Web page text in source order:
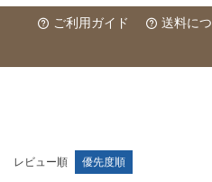
ご利用ガイド 送料に
レビュー順 優先度順